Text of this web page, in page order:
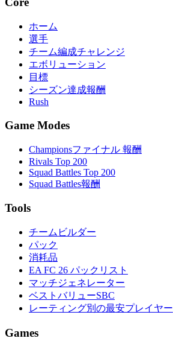
ホーム
選手
チーム編成チャレンジ
エボリューション
目標
シーズン達成報酬
Rush
Game Modes
Championsファイナル 報酬
Rivals Top 200
Squad Battles Top 200
Squad Battles報酬
Tools
チームビルダー
パック
消耗品
EA FC 26 パックリスト
マッチジェネレーター
ベストバリューSBC
レーティング別の最安プレイヤー
Games